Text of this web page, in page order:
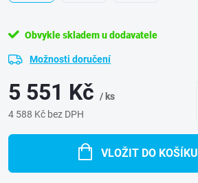
Obvykle skladem u dodavatele
Možnosti doručení
5 551 Kč / ks
4 588 Kč bez DPH
VLOŽIT DO KOŠÍKU